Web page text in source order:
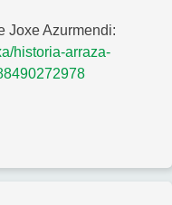
Joxe Azurmendi:
historia-arraza-